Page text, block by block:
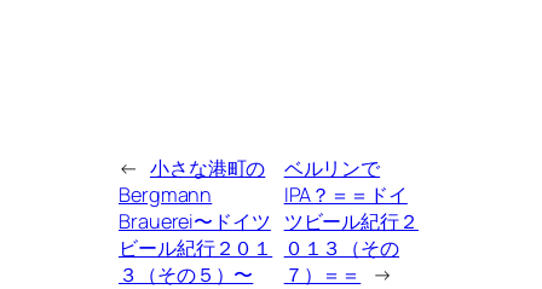
← 小さな港町の
Bergmann
Brauerei〜ドイツ
ビール紀行２０１
３（その５）〜
ベルリンで
IPA？＝＝ドイ
ツビール紀行２
０１３（その
７）＝＝
→